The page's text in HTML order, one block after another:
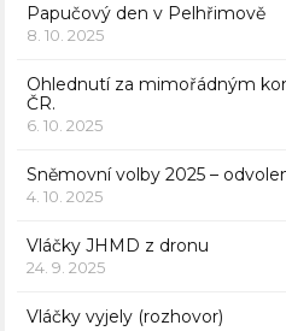
Papučový den v Pelhřimově
8. 10. 2025
Ohlednutí za mimořádným
ČR.
6. 10. 2025
Sněmovní volby 2025 –
4. 10. 2025
Vláčky JHMD z dronu
24. 9. 2025
Vláčky vyjely (rozhovor)